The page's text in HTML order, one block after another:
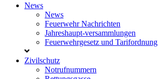
News
News
Feuerwehr Nachrichten
Jahreshaupt-versammlungen
Feuerwehrgesetz und Tarifordnung
Zivilschutz
Notrufnummern